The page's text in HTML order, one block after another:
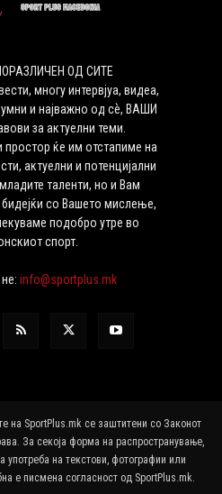
ПОРАЗЛИЧЕН ОД СИТЕ
многу интервјуа, видеа,
и најважно од сѐ, ВАШИ
за актуелни теми.
простор ќе им отстапиме на
актуелни и потенцијални
таленти, но и Вам
бидејќи со Вашето мислење,
подобро утре во
спорт.
не:info@sportplus.mk
на SportPlus.mk се заштитени со Законот
За секоја форма на распространување,
употреба на текстови, фотографии или
е писмена согласност од SportPlus.mk.